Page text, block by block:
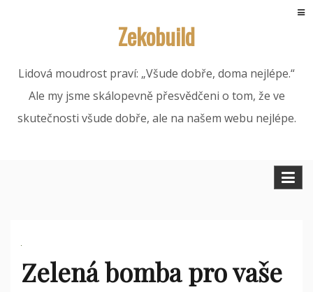
Zekobuild
Lidová moudrost praví: „Všude dobře, doma nejlépe.“
Ale my jsme skálopevně přesvědčeni o tom, že ve
skutečnosti všude dobře, ale na našem webu nejlépe.
Zelená bomba pro vaše